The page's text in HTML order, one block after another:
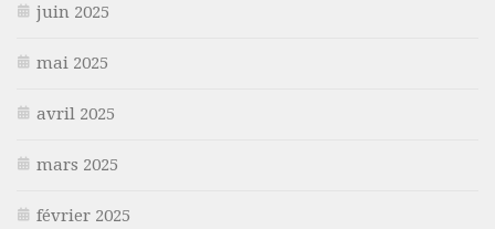
juin 2025
mai 2025
avril 2025
mars 2025
février 2025